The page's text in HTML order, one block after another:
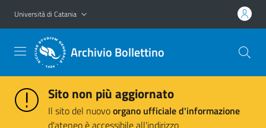
Vai al contenuto principale
Vai al menu di navigazione
Università di Catania
Archivio Bollettino
Sito non più aggiornato
Il sito del nuovoorgano ufficiale d'informazione
d'ateneo è accessibile all'indirizzo